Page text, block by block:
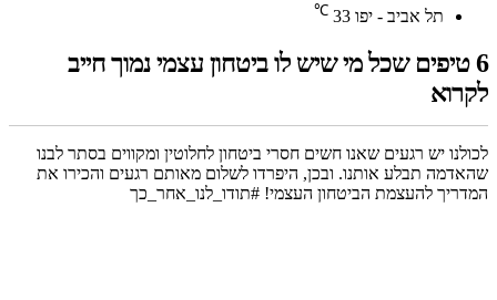
תל אביב - יפו 33
℃
6 טיפים שכל מי שיש לו ביטחון עצמי נמוך חייב
לקרוא
לכולנו יש רגעים שאנו חשים חסרי ביטחון לחלוטין ומקווים בסתר לבנו
שהאדמה תבלע אותנו. ובכן, היפרדו לשלום מאותם רגעים והכירו את
המדריך להעצמת הביטחון העצמי! #תודו_לנו_אחר_כך